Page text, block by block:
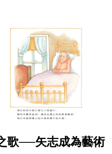
歌──矢志成為藝術